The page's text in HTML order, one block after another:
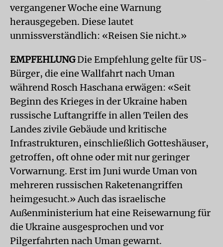
vergangener Woche eine Warnung
herausgegeben. Diese lautet
unmissverständlich: «Reisen Sie nicht.»
EMPFEHLUNGDie Empfehlung gelte für US-
Bürger, die eine Wallfahrt nach Uman
während Rosch Haschana erwägen: «Seit
Beginn des Krieges in der Ukraine haben
russische Luftangriffe in allen Teilen des
Landes zivile Gebäude und kritische
Infrastrukturen, einschließlich Gotteshäuser,
getroffen, oft ohne oder mit nur geringer
Vorwarnung. Erst im Juni wurde Uman von
mehreren russischen Raketenangriffen
heimgesucht.» Auch das israelische
Außenministerium hat eine Reisewarnung für
die Ukraine ausgesprochen und vor
Pilgerfahrten nach Uman gewarnt.